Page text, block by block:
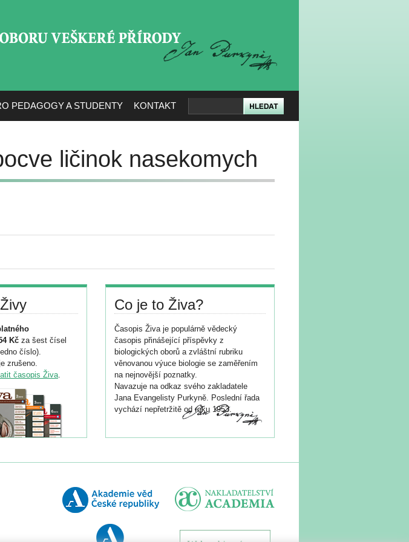
PEDAGOGY A STUDENTY KONTAKT
ličinok nasekomych
Kč za šest čísel
číslo).
zrušeno.
časopis Živa.
Co je to Živa?
Časopis Živa je populárně vědecký
časopis přinášející příspěvky z
biologických oborů a zvláštní rubriku
věnovanou výuce biologie se zaměřením
na nejnovější poznatky.
Navazuje na odkaz svého zakladatele
Jana Evangelisty Purkyně. Poslední řada
vychází nepřetržitě od roku 1953.